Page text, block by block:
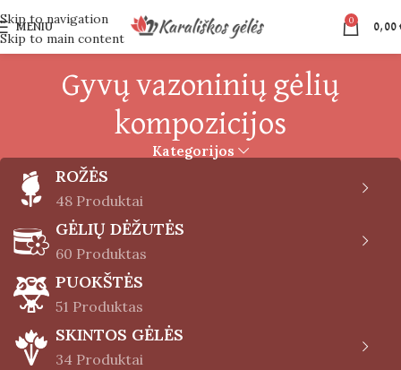
Skip to navigation
Skip to main content
MENIU
0
0,00
Gyvų vazoninių gėlių
kompozicijos
Kategorijos
ROŽĖS
48 Produktai
GĖLIŲ DĖŽUTĖS
60 Produktas
PUOKŠTĖS
51 Produktas
SKINTOS GĖLĖS
34 Produktai